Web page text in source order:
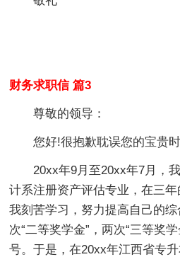
财务求职信 篇3
尊敬的领导：
您好!很抱歉耽误您的宝贵
20xx年9月至20xx年7月，
计系注册资产评估专业，在三年
我刻苦学习，努力提高自己的
次“二等奖学金”，两次“三等奖
号。于是，在20xx年江西省专